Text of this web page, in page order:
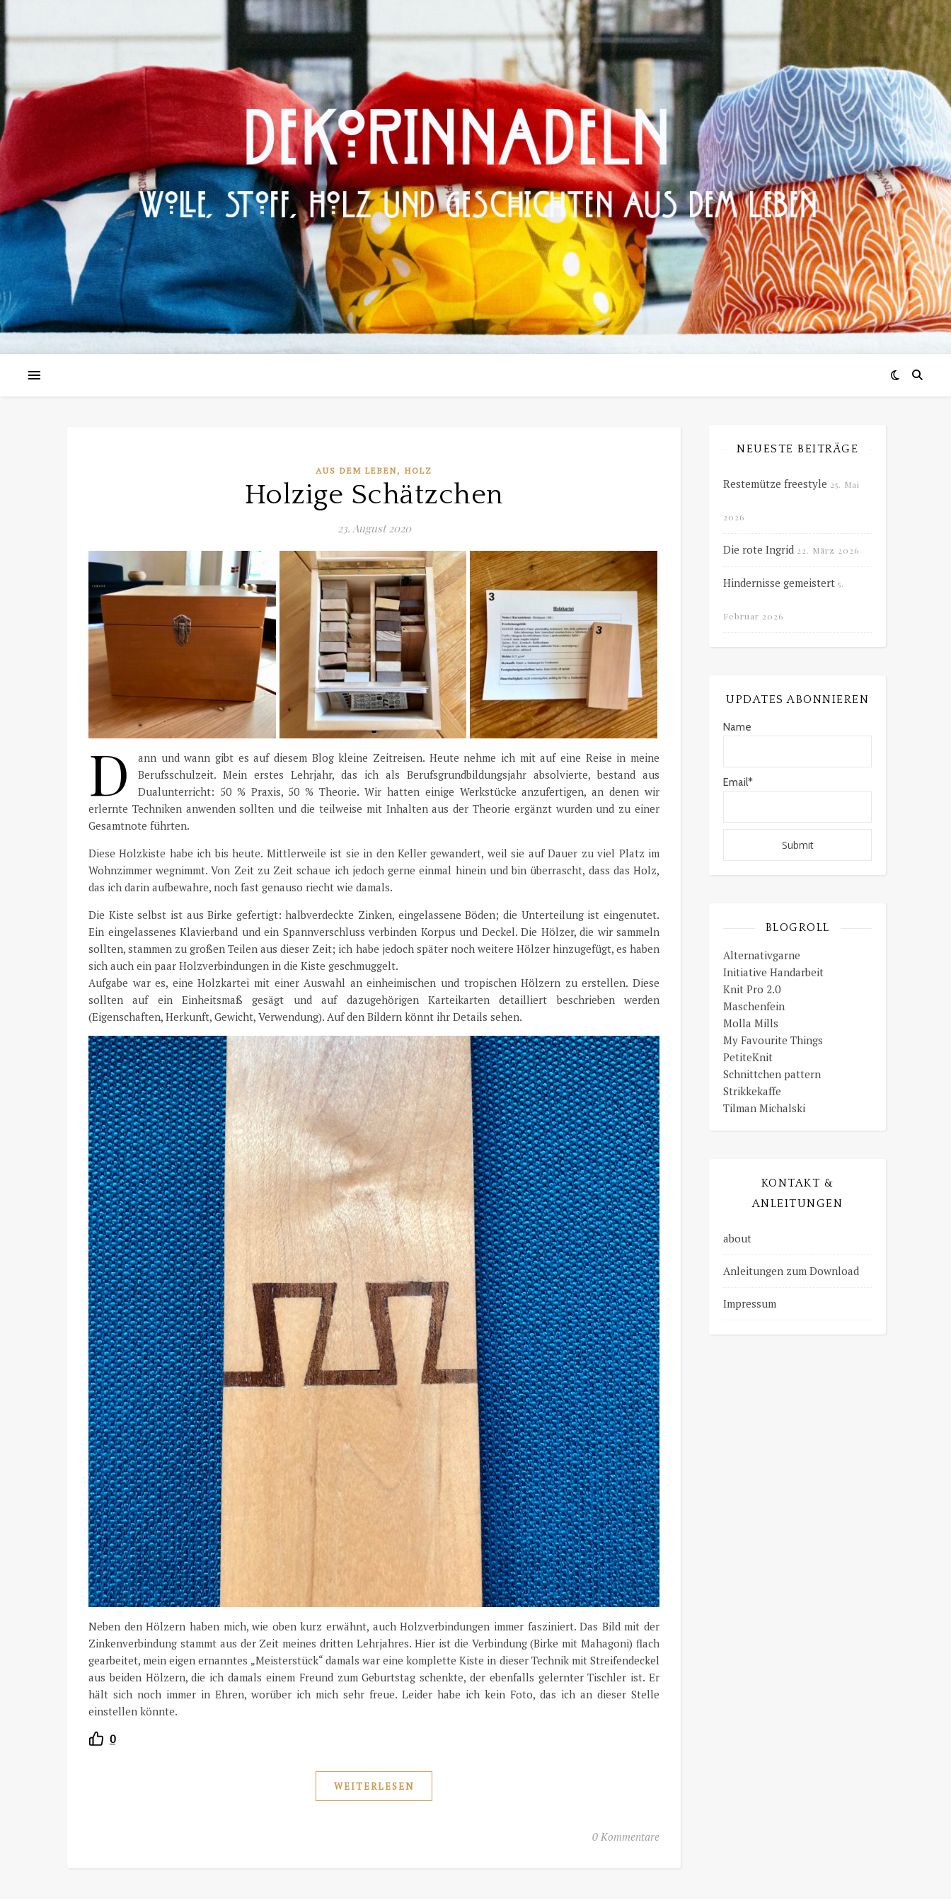
AUS DEM LEBEN, HOLZ
Holzige Schätzchen
23. August 2020
D
ann und wann gibt es auf diesem Blog kleine Zeitreisen. Heute nehme ich mit auf eine Reise in meine
Berufsschulzeit. Mein erstes Lehrjahr, das ich als Berufsgrundbildungsjahr absolvierte, bestand aus
Dualunterricht: 50 % Praxis, 50 % Theorie. Wir hatten einige Werkstücke anzufertigen, an denen wir
erlernte Techniken anwenden sollten und die teilweise mit Inhalten aus der Theorie ergänzt wurden und zu einer
Gesamtnote führten.
Diese Holzkiste habe ich bis heute. Mittlerweile ist sie in den Keller gewandert, weil sie auf Dauer zu viel Platz im
Wohnzimmer wegnimmt. Von Zeit zu Zeit schaue ich jedoch gerne einmal hinein und bin überrascht, dass das Holz,
das ich darin aufbewahre, noch fast genauso riecht wie damals.
Die Kiste selbst ist aus Birke gefertigt: halbverdeckte Zinken, eingelassene Böden; die Unterteilung ist eingenutet.
Ein eingelassenes Klavierband und ein Spannverschluss verbinden Korpus und Deckel. Die Hölzer, die wir sammeln
sollten, stammen zu großen Teilen aus dieser Zeit; ich habe jedoch später noch weitere Hölzer hinzugefügt, es haben
sich auch ein paar Holzverbindungen in die Kiste geschmuggelt.
Aufgabe war es, eine Holzkartei mit einer Auswahl an einheimischen und tropischen Hölzern zu erstellen. Diese
sollten auf ein Einheitsmaß gesägt und auf dazugehörigen Karteikarten detailliert beschrieben werden
(Eigenschaften, Herkunft, Gewicht, Verwendung). Auf den Bildern könnt ihr Details sehen.
Neben den Hölzern haben mich, wie oben kurz erwähnt, auch Holzverbindungen immer fasziniert. Das Bild mit der
Zinkenverbindung stammt aus der Zeit meines dritten Lehrjahres. Hier ist die Verbindung (Birke mit Mahagoni) flach
gearbeitet, mein eigen ernanntes „Meisterstück“ damals war eine komplette Kiste in dieser Technik mit Streifendeckel
aus beiden Hölzern, die ich damals einem Freund zum Geburtstag schenkte, der ebenfalls gelernter Tischler ist. Er
hält sich noch immer in Ehren, worüber ich mich sehr freue. Leider habe ich kein Foto, das ich an dieser Stelle
einstellen könnte.
0
WEITERLESEN
0 Kommentare
NEUESTE BEITRÄGE
Restemütze freestyle 25. Mai
2026
Die rote Ingrid 22. März 2026
Hindernisse gemeistert 5.
Februar 2026
UPDATES ABONNIEREN
Name
Email*
BLOGROLL
Alternativgarne
Initiative Handarbeit
Knit Pro 2.0
Maschenfein
Molla Mills
My Favourite Things
PetiteKnit
Schnittchen pattern
Strikkekaffe
Tilman Michalski
KONTAKT &
ANLEITUNGEN
about
Anleitungen zum Download
Impressum